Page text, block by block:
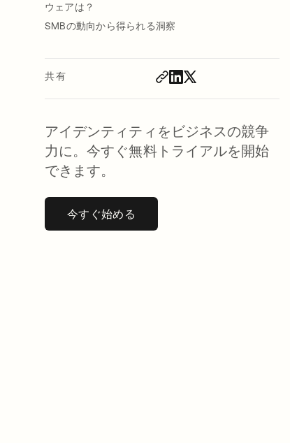
ウェアは？
SMBの動向から得られる洞察
共有
アイデンティティをビジネスの競争
力に。今すぐ無料トライアルを開始
できます。
今すぐ始める新しいタブで開く